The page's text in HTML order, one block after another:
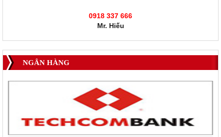
0918 337 666
Mr. Hiếu
NGÂN HÀNG